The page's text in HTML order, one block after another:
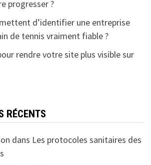
progresser ?
d’identifier une entreprise
de tennis vraiment fiable ?
rendre votre site plus visible sur
RÉCENTS
dans Les protocoles sanitaires des